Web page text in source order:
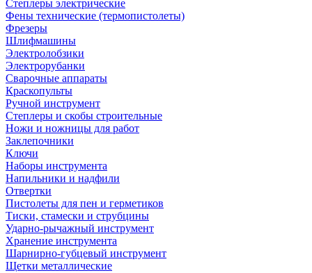
Степлеры электрические
Фены технические (термопистолеты)
Фрезеры
Шлифмашины
Электролобзики
Электрорубанки
Сварочные аппараты
Краскопульты
Ручной инструмент
Степлеры и скобы строительные
Ножи и ножницы для работ
Заклепочники
Ключи
Наборы инструмента
Напильники и надфили
Отвертки
Пистолеты для пен и герметиков
Тиски, стамески и струбцины
Ударно-рычажный инструмент
Хранение инструмента
Шарнирно-губцевый инструмент
Щетки металлические